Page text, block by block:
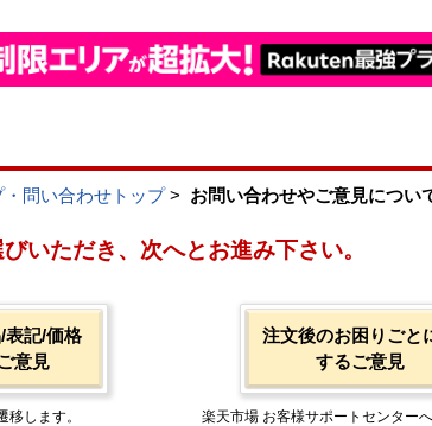
・問い合わせトップ> お問い合わせやご意見につい
いただき、次へとお進み下さい。
表記/価格
意見
移します。
注文後のお困りごと
するご意見
楽天市場 お客様サポートセンターへ